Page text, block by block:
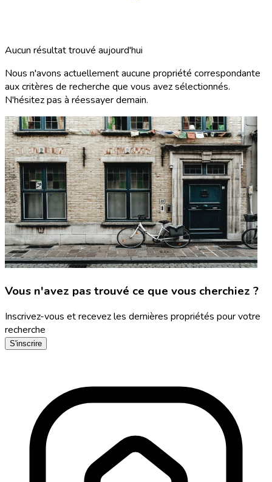
Aucun résultat trouvé aujourd'hui
Nous n'avons actuellement aucune propriété correspondante
aux critères de recherche que vous avez sélectionnés.
N'hésitez pas à réessayer demain.
Vous n'avez pas trouvé ce que vous cherchiez ?
Inscrivez-vous et recevez les dernières propriétés pour votre
recherche
S'inscrire